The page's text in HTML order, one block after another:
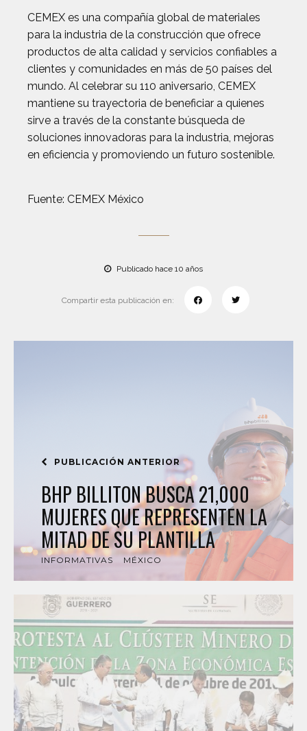
CEMEX es una compañía global de materiales
para la industria de la construcción que ofrece
productos de alta calidad y servicios confiables a
clientes y comunidades en más de 50 países del
mundo. Al celebrar su 110 aniversario, CEMEX
mantiene su trayectoria de beneficiar a quienes
sirve a través de la constante búsqueda de
soluciones innovadoras para la industria, mejoras
en eficiencia y promoviendo un futuro sostenible.
Fuente: CEMEX México
Publicado hace 10 años
Compartir esta publicación en:
PUBLICACIÓN ANTERIOR
BHP BILLITON BUSCA 21,000
MUJERES QUE REPRESENTEN LA
MITAD DE SU PLANTILLA
INFORMATIVAS MÉXICO